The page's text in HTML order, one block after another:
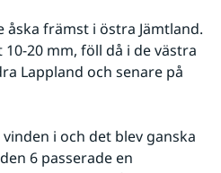
åska främst i östra Jämtland.
20 mm, föll då i de västra
Lappland och senare på
i och det blev ganska
6 passerade en